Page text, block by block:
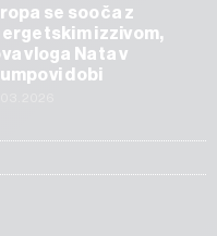
se sooča z
izzivom,
vloga Nata v
dobi